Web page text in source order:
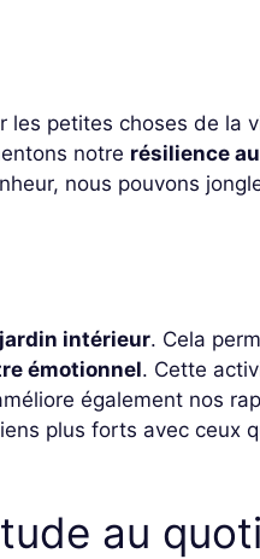
les petites choses de la
notre résilience
nous pouvons
intérieur. Cela
émotionnel. Cette
également nos
plus forts avec ceux
au